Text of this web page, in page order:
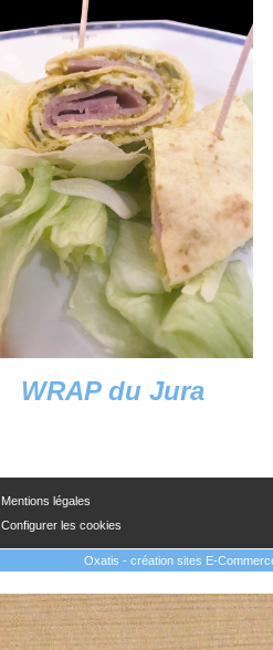
WRAP du Jura
Mentions légales
Configurer les cookies
Oxatis - création sites E-